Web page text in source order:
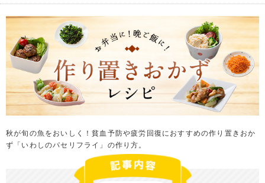
秋が旬の魚をおいしく！貧血予防や疲労回復におすすめの作り置きおか
ず「いわしのパセリフライ」の作り方。